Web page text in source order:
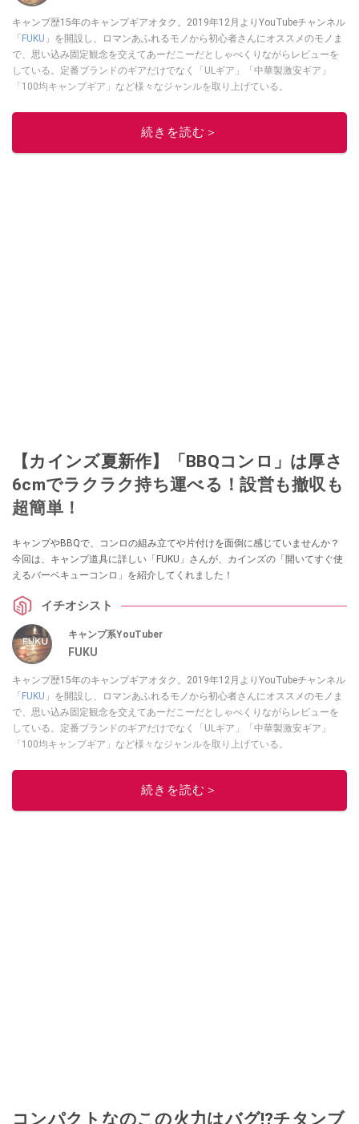
キャンプ歴15年のキャンプギアオタク。2019年12月よりYouTubeチャンネル
「 FUKU 」を開設し、ロマンあふれるモノから初心者さんにオススメのモノま
で、思い込み固定観念を交えてあーだこーだとしゃべくりながらレビューを
している。定番ブランドのギアだけでなく「ULギア」「中華製激安ギア」
「100均キャンプギア」など様々なジャンルを取り上げている。
このイチオシストの他の記事を読む
続きを読む＞
【カインズ夏新作】「BBQコンロ」は厚さ
6cmでラクラク持ち運べる！設営も撤収も
超簡単！
キャンプやBBQで、コンロの組み立てや片付けを面倒に感じていませんか？
今回は、キャンプ道具に詳しい「FUKU」さんが、カインズの「開いてすぐ使
えるバーベキューコンロ」を紹介してくれました！
イチオシスト
キャンプ系YouTuber
FUKU
キャンプ歴15年のキャンプギアオタク。2019年12月よりYouTubeチャンネル
「 FUKU 」を開設し、ロマンあふれるモノから初心者さんにオススメのモノま
で、思い込み固定観念を交えてあーだこーだとしゃべくりながらレビューを
している。定番ブランドのギアだけでなく「ULギア」「中華製激安ギア」
「100均キャンプギア」など様々なジャンルを取り上げている。
このイチオシストの他の記事を読む
続きを読む＞
コンパクトなのこの火力はバグ⁉チタンブ